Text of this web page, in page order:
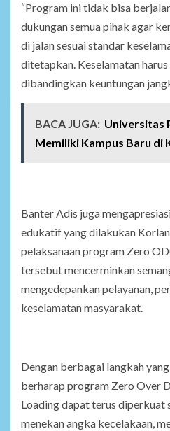
“Program ini tidak bisa
dukungan semua pihak agar
di jalan sesuai standar
ditetapkan. Keselamatan
dibandingkan keuntungan
BACA JUGA: Universitas
Memiliki Kampus Baru di
Banter Adis juga
edukatif yang dilakukan
pelaksanaan program Zero
tersebut mencerminkan
mengedepankan pelayanan,
keselamatan masyarakat.
Dengan berbagai langkah
berharap program Zero Over
Loading dapat terus diperkuat
menekan angka kecelakaan,